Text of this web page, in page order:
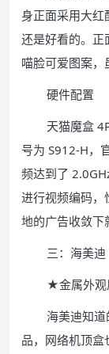
身正面采用大
还是好看的。正
喵脸可爱图案，
硬件配置
天猫魔盒
号为 S912-H，
频达到了
进行视频编码，
地的广告收敛下
三：海美
★金属外观
海美迪知
品，网络机顶